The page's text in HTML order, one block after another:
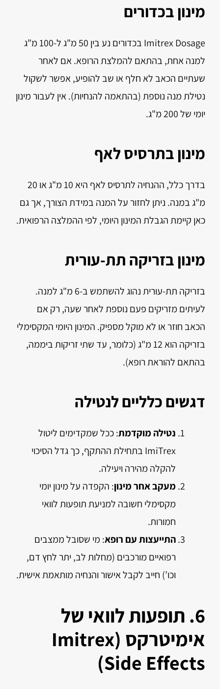
מינון בכדורים
Imitrex Dosage בכדורים נע בין 50 מ"ג ל-100 מ"ג
למנה אחת, בהתאם להמלצת הרופא. אם לאחר
שעתיים הכאב לא חלף או שב להופיע, אפשר לשקול
נטילת מנה נוספת (בהתאמה להנחיות). אין לעבור מינון
יומי של 200 מ"ג.
מינון בתרסיס לאף
בדרך כלל, ההנחיה לתרסיס לאף היא 10 מ"ג או 20
מ"ג במנה. ניתן לחזור על המנה במידת הצורך, אך גם
כאן קיימת הגבלת המינון היומי, לפי ההמלצה הרפואית.
מינון בזריקה תת-עורית
בזריקה תת-עורית נהוג להשתמש ב-6 מ"ג למנה.
לעיתים מזריקים פעם נוספת לאחר שעה, רק אם
הכאב חוזר או לא מוקל מספיק. המינון היומי המקסימלי
בזריקה הוא 12 מ"ג (כלומר, עד שתי זריקות ביממה,
בהתאם להוראת רופא).
דגשים כלליים לנטילה
נטילה מוקדמת: ככל שמקדימים ליטול
ImiTrex בתחילת ההתקף, כך גדל הסיכוי
להקלה מהירה ויעילה.
מעקב אחר מינון: הקפדה על מינון יומי
מקסימלי חשובה למניעת תופעות לוואי
חמורות.
התייעצות עם רופא: מי שסובל ממצבים
רפואיים מורכבים (מחלות לב, יתר לחץ דם,
וכו’) חייב לקבל אישור והנחיה מותאמת אישית.
6. תופעות לוואי של
אימיטרקס (Imitrex
Side Effects)